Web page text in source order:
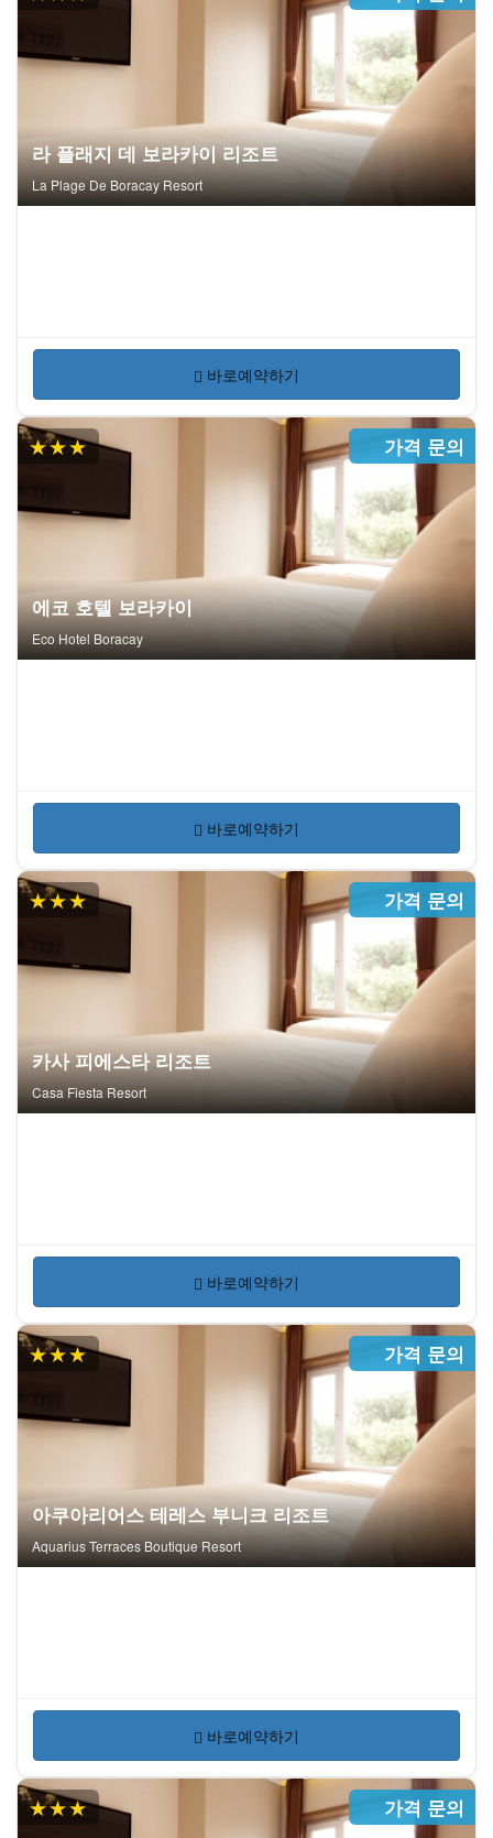
라 플래지 데 보라카이 리조트
La Plage De Boracay Resort
바로예약하기
★★★ 가격 문의
에코 호텔 보라카이
Eco Hotel Boracay
바로예약하기
★★★ 가격 문의
카사 피에스타 리조트
Casa Fiesta Resort
바로예약하기
★★★ 가격 문의
아쿠아리어스 테레스 부니크 리조트
Aquarius Terraces Boutique Resort
바로예약하기
★★★ 가격 문의